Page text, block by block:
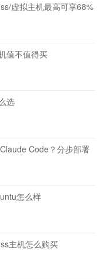
虚拟主机最高可享68%
值不值得买
选
Code？分步部署
怎么样
主机怎么购买